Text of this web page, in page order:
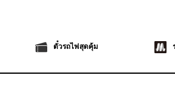
ตั๋วรถไฟสุดคุ้ม